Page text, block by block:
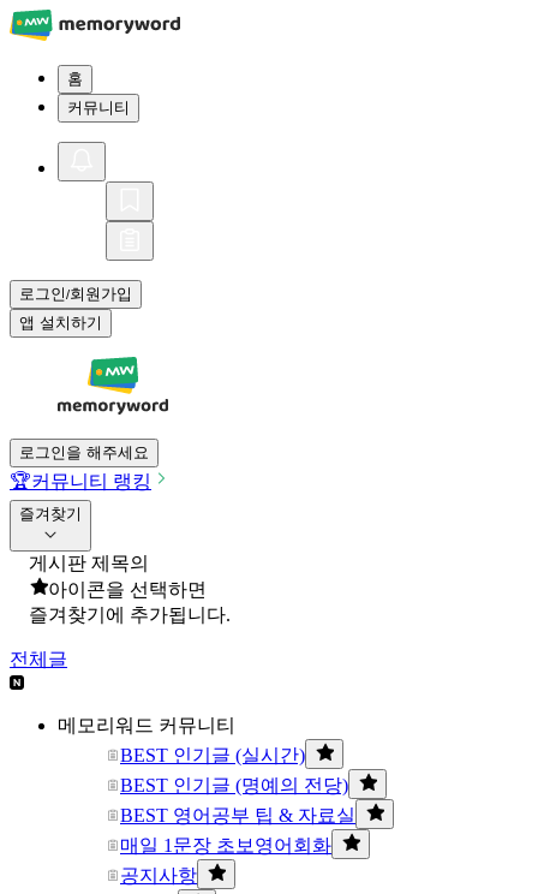
홈
커뮤니티
로그인/회원가입
앱 설치하기
로그인을 해주세요
🏆커뮤니티 랭킹
즐겨찾기
게시판 제목의
아이콘을 선택하면
즐겨찾기에 추가됩니다.
전체글
메모리워드 커뮤니티
BEST 인기글 (실시간)
BEST 인기글 (명예의 전당)
BEST 영어공부 팁 & 자료실
매일 1문장 초보영어회화
공지사항